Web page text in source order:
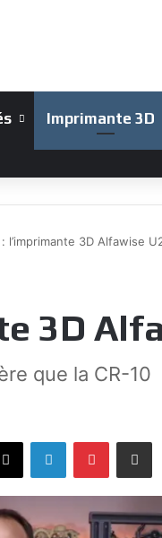
Imprimante 3D
l’imprimante 3D Alfawise
3D
que la CR-10
X LinkedinPinterestPartagez